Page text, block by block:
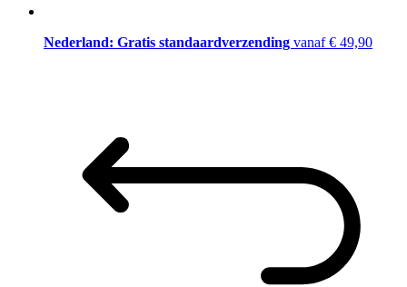
Nederland: Gratis standaardverzending vanaf € 49,90